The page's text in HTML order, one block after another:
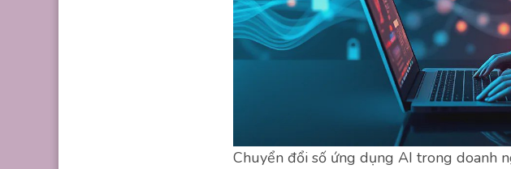
Chuyển đổi số ứng dụng AI trong doanh